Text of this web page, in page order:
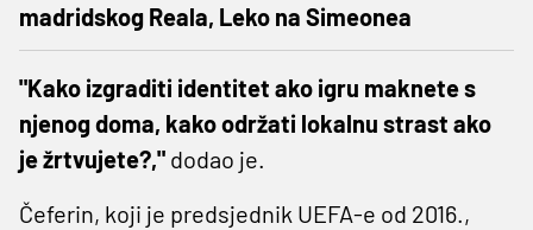
madridskog Reala, Leko na Simeonea
"Kako izgraditi identitet ako igru ​​​​maknete s
njenog doma, kako održati lokalnu strast ako
je žrtvujete?," dodao je.
Čeferin, koji je predsjednik UEFA-e od 2016.,